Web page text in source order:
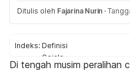
Ditulis oleh Fajarina Nurin ·
Indeks: Definisi
Gejala
Penyebab
Di tengah musim peralihan